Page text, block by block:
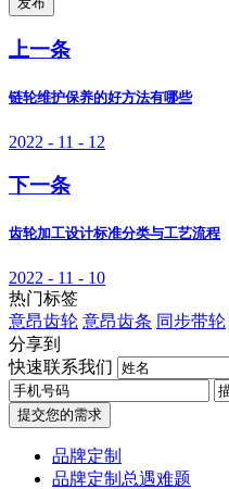
上一条
链轮维护保养的好方法有哪些
2022 - 11 - 12
下一条
齿轮加工设计标准分类与工艺流程
2022 - 11 - 10
热门标签
意昂齿轮 意昂齿条 同步带轮
分享到
快速联系我们
提交您的需求
品牌定制
品牌定制总遇难题